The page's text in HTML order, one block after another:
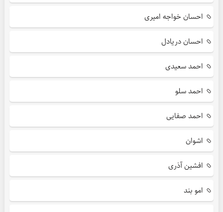
احسان خواجه امیری
احسان دریادل
احمد سعیدی
احمد سلو
احمد صفایی
اشوان
افشین آذری
امو بند